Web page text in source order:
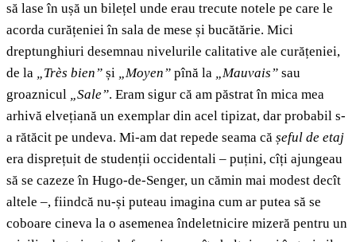
să lase în ușă un bilețel unde erau trecute notele pe care le
acorda curățeniei în sala de mese și bucătărie. Mici
dreptunghiuri desemnau nivelurile calitative ale curățeniei,
de la „Très bien” și „Moyen” pînă la „Mauvais” sau
groaznicul „Sale”. Eram sigur că am păstrat în mica mea
arhivă elvețiană un exemplar din acel tipizat, dar probabil s-
a rătăcit pe undeva. Mi-am dat repede seama că șeful de etaj
era disprețuit de studenții occidentali – puțini, cîți ajungeau
să se cazeze în Hugo-de-Senger, un cămin mai modest decît
altele –, fiindcă nu-și puteau imagina cum ar putea să se
coboare cineva la o asemenea îndeletnicire mizeră pentru un